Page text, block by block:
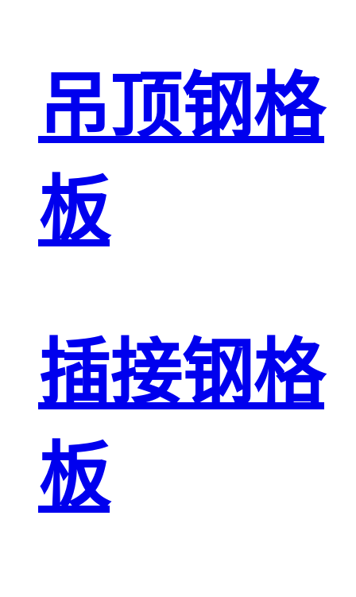
吊顶钢格
板
插接钢格
板